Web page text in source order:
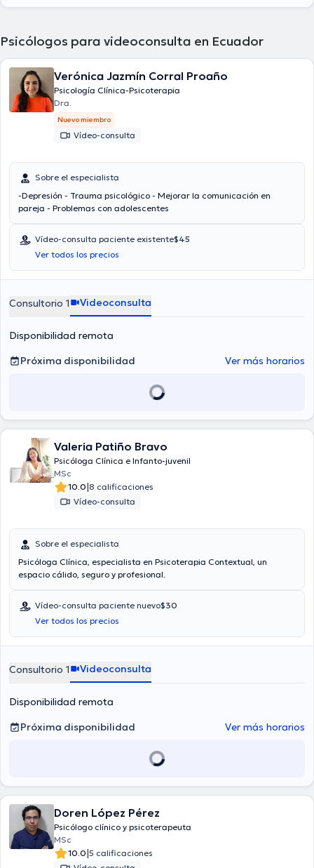
Psicólogos para videoconsulta en Ecuador
Verónica Jazmín Corral Proaño
Psicología Clínica-Psicoterapia
Dra.
Nuevo miembro
Vídeo-consulta
Sobre el especialista
-Depresión - Trauma psicológico - Mejorar la comunicación en
pareja - Problemas con adolescentes
Vídeo-consulta paciente existente$45
Ver todos los precios
Consultorio 1 Videoconsulta
Disponibilidad remota
Próxima disponibilidad
Ver más horarios
Valeria Patiño Bravo
Psicóloga Clínica e Infanto-juvenil
MSc
10.0|8 calificaciones
Vídeo-consulta
Sobre el especialista
Psicóloga Clínica, especialista en Psicoterapia Contextual, un
espacio cálido, seguro y profesional.
Vídeo-consulta paciente nuevo$30
Ver todos los precios
Consultorio 1 Videoconsulta
Disponibilidad remota
Próxima disponibilidad
Ver más horarios
Doren López Pérez
Psicólogo clínico y psicoterapeuta
MSc
10.0|5 calificaciones